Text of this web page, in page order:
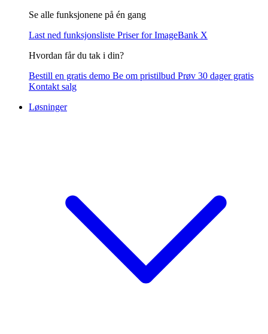
Se alle funksjonene på én gang
Last ned funksjonsliste Priser for ImageBank X
Hvordan får du tak i din?
Bestill en gratis demo Be om pristilbud Prøv 30 dager gratis
Kontakt salg
Løsninger